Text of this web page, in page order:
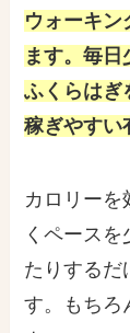
ウォーキン
ます。毎
ふくらはぎ
稼ぎやすい
カロリーを
くペース
たりするだ
す。もちろ